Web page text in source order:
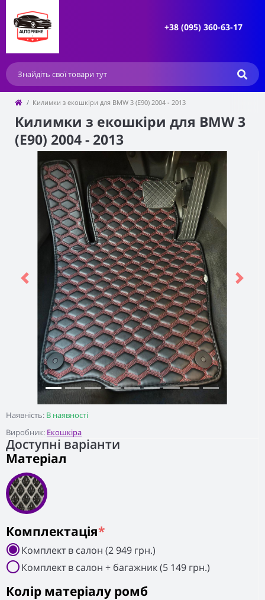
+38 (095) 360-63-17
Килимки з екошкіри для BMW 3 (E90) 2004 - 2013
Килимки з екошкіри для BMW 3
(E90) 2004 - 2013
Наявність: В наявності
Виробник: Екошкіра
Previous Next
Доступні варіанти
Матеріал
Колiр матеріалу ромб
Комплектація*
Комплект в салон (2 949 грн.)
Комплект в салон + багажник (5 149 грн.)